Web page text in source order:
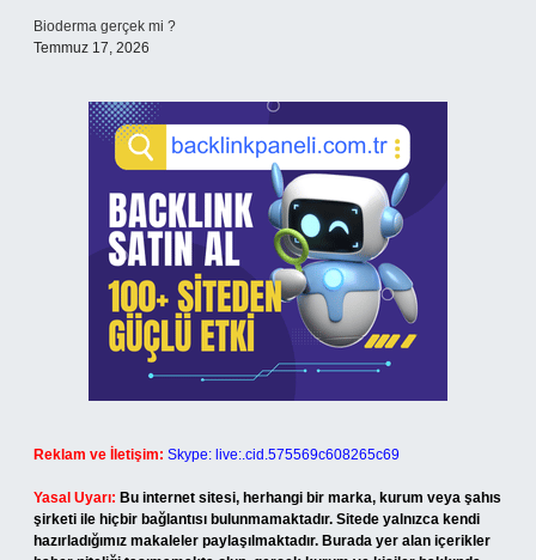
Bioderma gerçek mi ?
Temmuz 17, 2026
Reklam ve İletişim: Skype: live:.cid.575569c608265c69
Yasal Uyarı: Bu internet sitesi, herhangi bir marka, kurum veya şahıs
şirketi ile hiçbir bağlantısı bulunmamaktadır. Sitede yalnızca kendi
hazırladığımız makaleler paylaşılmaktadır. Burada yer alan içerikler